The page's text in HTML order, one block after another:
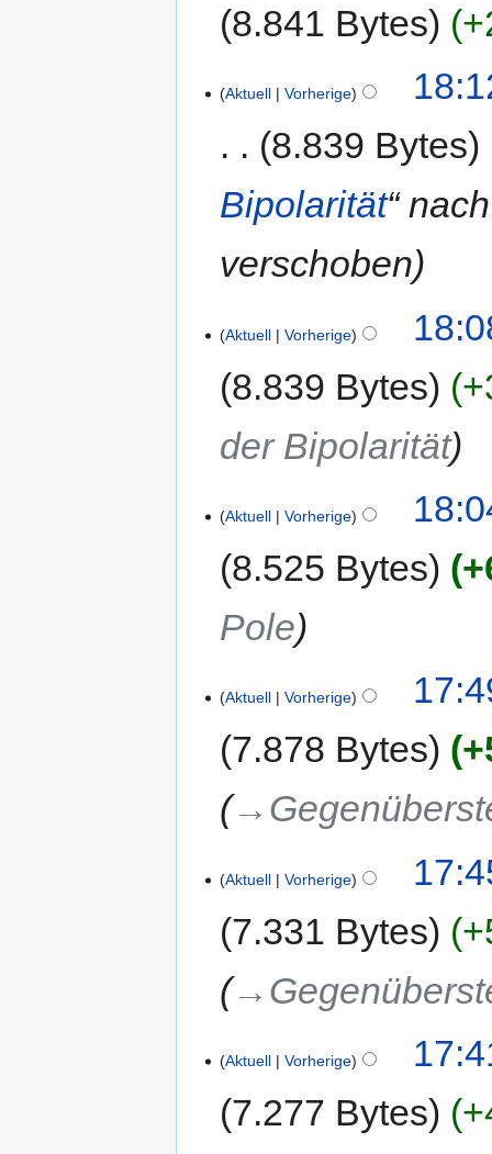
8.841 Bytes
Aktuell Vorherige
8.839 Bytes
Bipolarität“
verschoben
Aktuell Vorherige
8.839 Bytes
der Bipolarität
Aktuell Vorherige
8.525 Bytes
Pole
Aktuell Vorherige
7.878 Bytes
Aktuell Vorherige
7.331 Bytes
Aktuell Vorherige
7.277 Bytes